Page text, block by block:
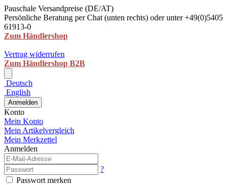
Pauschale Versandpreise (DE/AT)
Persönliche Beratung per Chat (unten rechts) oder unter +49(0)5405
61913-0
Zum Händlershop
Vertrag widerrufen
Zum Händlershop B2B
Deutsch
English
Anmelden
Konto
Mein Konto
Mein Artikelvergleich
Mein Merkzettel
Anmelden
?
Passwort merken